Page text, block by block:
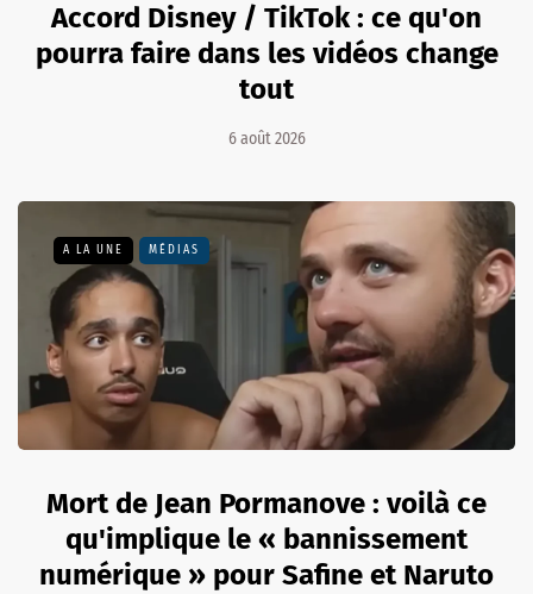
Accord Disney / TikTok : ce qu'on
pourra faire dans les vidéos change
tout
6 août 2026
A LA UNE MÉDIAS
Mort de Jean Pormanove : voilà ce
qu'implique le « bannissement
numérique » pour Safine et Naruto